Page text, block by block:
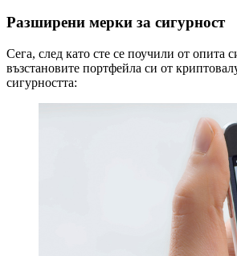
Разширени мерки за сигурност
Сега, след като сте се поучили от опита
възстановите портфейла си от
сигурността: